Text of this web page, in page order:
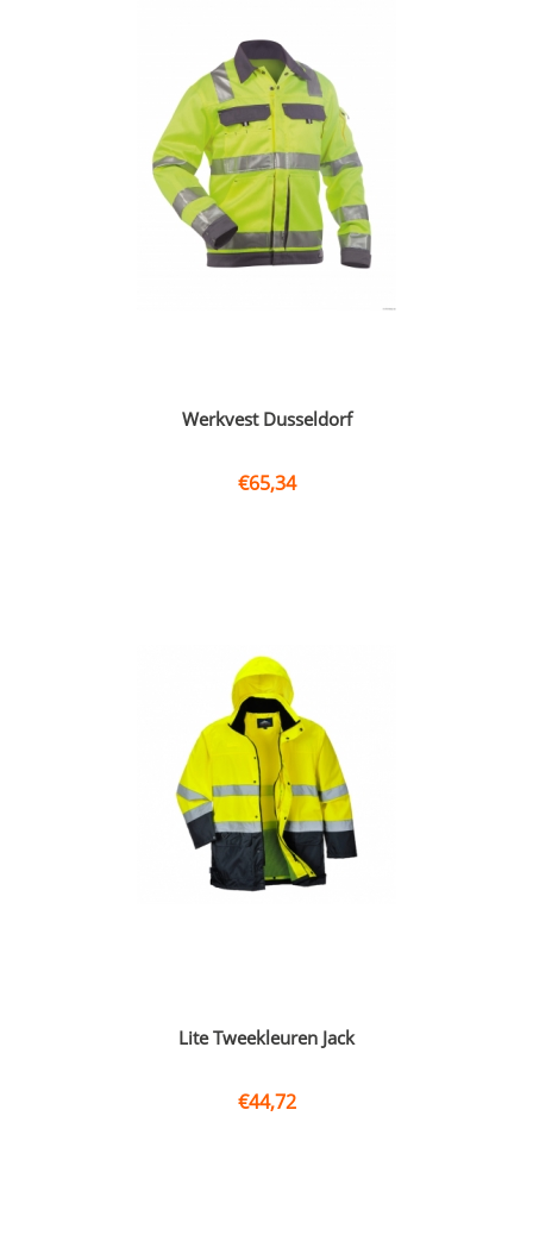
Werkvest Dusseldorf
€65,34
Lite Tweekleuren Jack
€44,72